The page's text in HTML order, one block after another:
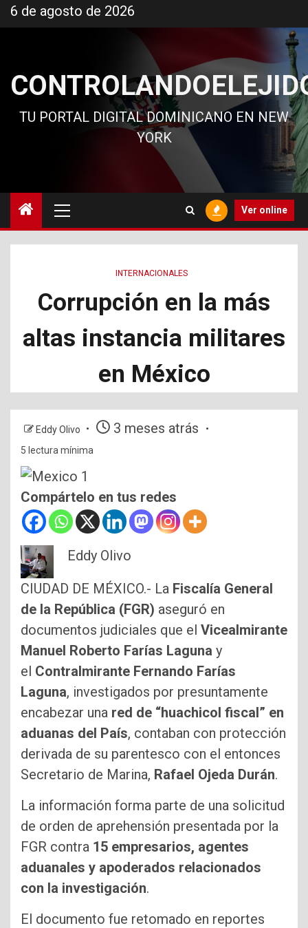
al
6 de agosto de 2026
TU PORTAL DIGITAL DOMINICANO EN NEW
YORK
principal
Ver online
INTERNACIONALES
Corrupción en la más
altas instancia militares
en México
Eddy Olivo 3 meses atrás
5 lectura mínima
Compártelo en tus redes
Eddy Olivo
CIUDAD DE MÉXICO.- La Fiscalía General
de la República (FGR) aseguró en
documentos judiciales que el Vicealmirante
Manuel Roberto Farías Laguna y
el Contralmirante Fernando Farías
Laguna, investigados por presuntamente
encabezar una red de “huachicol fiscal” en
aduanas del País, contaban con protección
derivada de su parentesco con el entonces
Secretario de Marina, Rafael Ojeda Durán.
La información forma parte de una solicitud
de orden de aprehensión presentada por la
FGR contra 15 empresarios, agentes
aduanales y apoderados relacionados
con la investigación.
El documento fue retomado en reportes